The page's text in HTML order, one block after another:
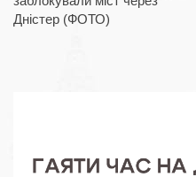
записів
Дністер (ФОТО)